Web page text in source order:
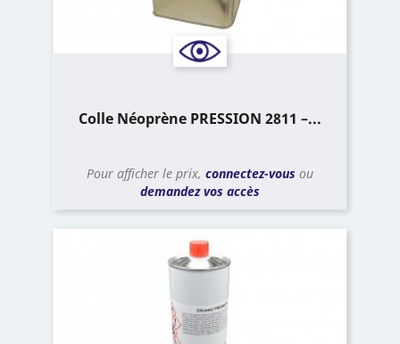
Colle Néoprène PRESSION 2811 –...
Pour afficher le prix, connectez-vous ou
demandez vos accès